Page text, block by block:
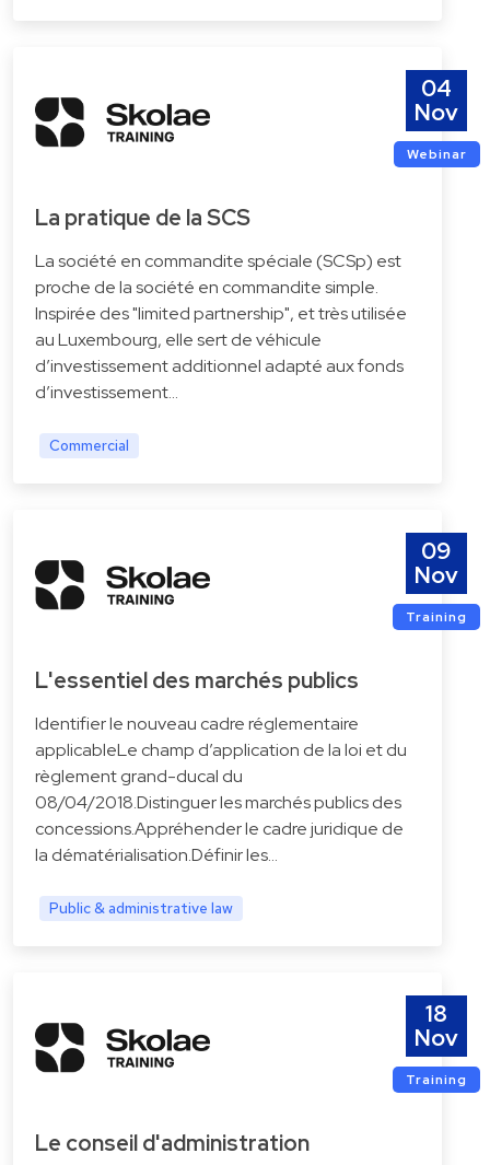
04
Nov
Webinar
La pratique de la SCS
La société en commandite spéciale (SCSp) est
proche de la société en commandite simple.
Inspirée des "limited partnership", et très utilisée
au Luxembourg, elle sert de véhicule
d’investissement additionnel adapté aux fonds
d’investissement…
Commercial
09
Nov
Training
L'essentiel des marchés publics
Identifier le nouveau cadre réglementaire
applicableLe champ d’application de la loi et du
règlement grand-ducal du
08/04/2018.Distinguer les marchés publics des
concessions.Appréhender le cadre juridique de
la dématérialisation.Définir les…
Public & administrative law
18
Nov
Training
Le conseil d'administration